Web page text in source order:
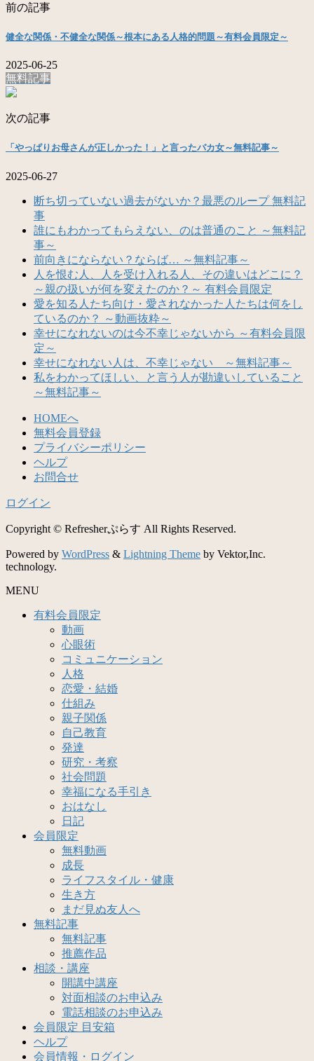
前の記事
健全な関係・不健全な関係～根本にある人格的問題～有料会員限定～
2025-06-25
無料記事
次の記事
「やっぱりお母さんが正しかった！」と言ったバカ女～無料記事～
2025-06-27
断ち切っていない過去がないか？最悪のループ 無料記
事
誰にもわかってもらえない、のは普通のこと ～無料記
事～
前向きにならない？ならば… ～無料記事～
人を恨む人、人を受け入れる人、その違いはどこに？
～親の扱いが何を変えたのか？～ 有料会員限定
愛を知る人たち向け・愛されなかった人たちは何をし
ているのか？ ～動画抜粋～
幸せになれないのは今不幸じゃないから ～有料会員限
定～
幸せになれない人は、不幸じゃない ～無料記事～
私をわかってほしい、と言う人が勘違いしていること
～無料記事～
HOMEへ
無料会員登録
プライバシーポリシー
ヘルプ
お問合せ
ログイン
Copyright © Refresherぷらす All Rights Reserved.
Powered by WordPress & Lightning Theme by Vektor,Inc.
technology.
MENU
有料会員限定
動画
心眼術
コミュニケーション
人格
恋愛・結婚
仕組み
親子関係
自己教育
発達
研究・考察
社会問題
幸福になる手引き
おはなし
日記
会員限定
無料動画
成長
ライフスタイル・健康
生き方
まだ見ぬ友人へ
無料記事
無料記事
推薦作品
相談・講座
開講中講座
対面相談のお申込み
電話相談のお申込み
会員限定 目安箱
ヘルプ
会員情報・ログイン